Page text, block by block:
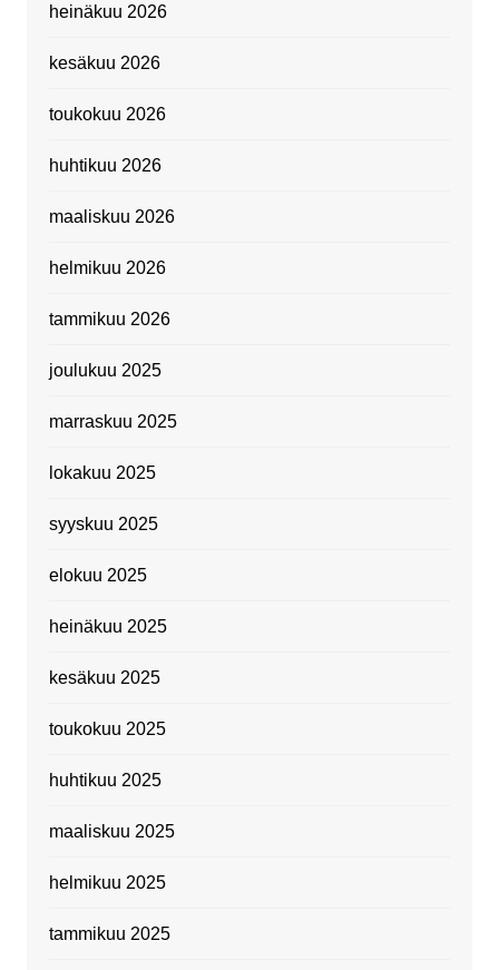
heinäkuu 2026
kesäkuu 2026
toukokuu 2026
huhtikuu 2026
maaliskuu 2026
helmikuu 2026
tammikuu 2026
joulukuu 2025
marraskuu 2025
lokakuu 2025
syyskuu 2025
elokuu 2025
heinäkuu 2025
kesäkuu 2025
toukokuu 2025
huhtikuu 2025
maaliskuu 2025
helmikuu 2025
tammikuu 2025